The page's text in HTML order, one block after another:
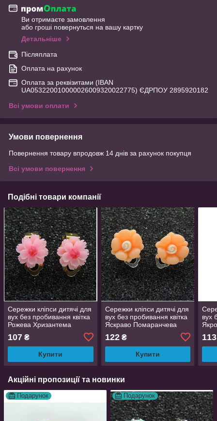
Ви отримаєте замовлення
або гроші повернуться на вашу картку
Детальніше
Післяплата
Оплата на рахунок
Оплата за реквізитами (IBAN
UA053220010000026009320022775) ЄДРПОУ 2895920182
Всі умови оплати
Умови повернення
Повернення товару впродовж 14 днів за рахунок покупця
Всі умови повернення
Подібні товари компанії
Сережки кліпси дитячі для
вух без пробивання квітка
Рожева Хризантема
107 ₴
Купити
Сережки кліпси дитячі для
вух без пробивання квітка
Яскраво Помаранчева
122₴
Купити
вух
113
Акційні пропозиції та новинки
Подарунок Подарунок